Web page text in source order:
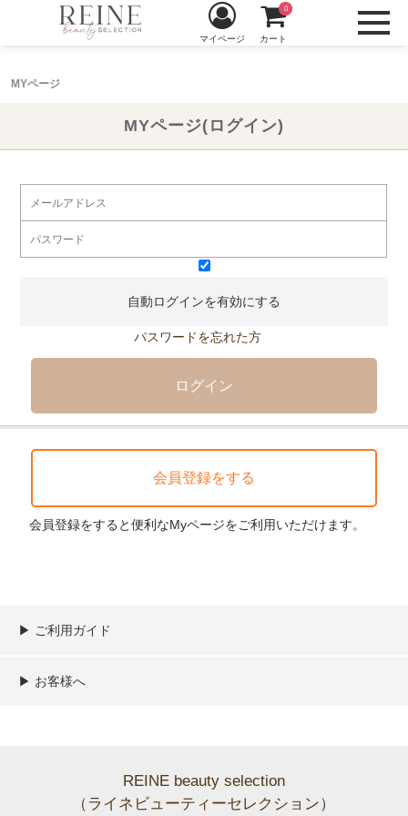
MYページ
マイページ カート
0
MYページ(ログイン)
自動ログインを有効にする
パスワードを忘れた方
会員登録をすると便利なMyページをご利用いただけます。
▶︎ ご利用ガイド
ご利用ガイド
決済／配送／送料について
取り扱い商品一覧
顧客情報の取扱について
特定商取引法の表記
▶︎ お客様へ
REINE beauty selection
（ライネビューティーセレクション）